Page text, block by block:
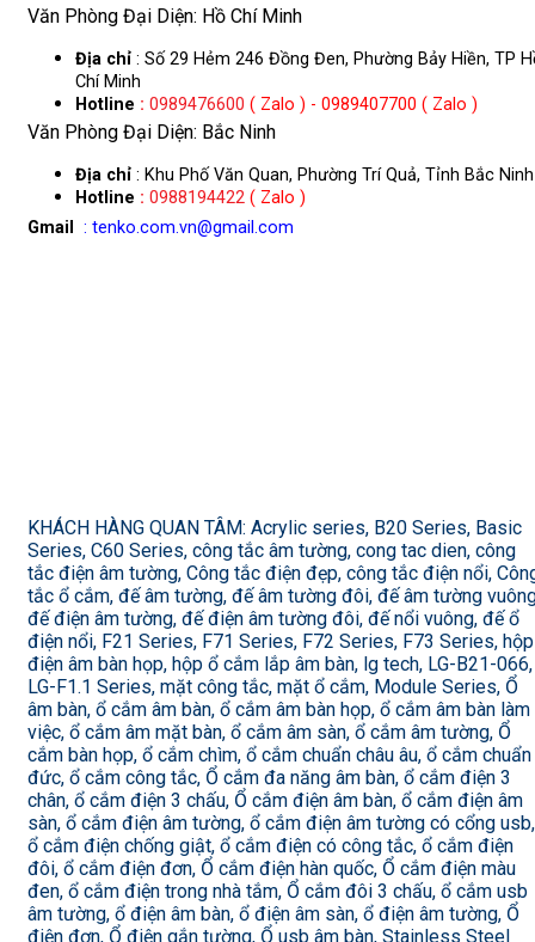
Văn Phòng Đại Diện: Hồ Chí Minh
Địa chỉ : Số 29 Hẻm 246 Đồng Đen, Phường Bảy Hiền, TP
Chí Minh
Hotline : 0989476600 ( Zalo ) - 0989407700 ( Zalo )
Văn Phòng Đại Diện: Bắc Ninh
Địa chỉ : Khu Phố Văn Quan, Phường Trí Quả, Tỉnh Bắc Ninh
Hotline : 0988194422 ( Zalo )
Gmail
: tenko.com.vn@gmail.com
KHÁCH HÀNG QUAN TÂM: Acrylic series, B20 Series, Basic
Series, C60 Series, công tắc âm tường, cong tac dien, công
tắc điện âm tường, Công tắc điện đẹp, công tắc điện nổi,
tắc ổ cắm, đế âm tường, đế âm tường đôi, đế âm tường
đế điện âm tường, đế điện âm tường đôi, đế nổi vuông, đế ổ
điện nổi, F21 Series, F71 Series, F72 Series, F73 Series, hộp
điện âm bàn họp, hộp ổ cắm lắp âm bàn, lg tech, LG-B21-066,
LG-F1.1 Series, mặt công tắc, mặt ổ cắm, Module Series, Ổ
âm bàn, ổ cắm âm bàn, ổ cắm âm bàn họp, ổ cắm âm bàn làm
việc, ổ cắm âm mặt bàn, ổ cắm âm sàn, ổ cắm âm tường, Ổ
cắm bàn họp, ổ cắm chìm, ổ cắm chuẩn châu âu, ổ cắm chuẩn
đức, ổ cắm công tắc, Ổ cắm đa năng âm bàn, ổ cắm điện 3
chân, ổ cắm điện 3 chấu, Ổ cắm điện âm bàn, ổ cắm điện âm
sàn, ổ cắm điện âm tường, ổ cắm điện âm tường có cổng usb,
ổ cắm điện chống giật, ổ cắm điện có công tắc, ổ cắm điện
đôi, ổ cắm điện đơn, Ổ cắm điện hàn quốc, Ổ cắm điện màu
đen, ổ cắm điện trong nhà tắm, Ổ cắm đôi 3 chấu, ổ cắm usb
âm tường, ổ điện âm bàn, ổ điện âm sàn, ổ điện âm tường, Ổ
điện đơn, Ổ điện gắn tường, Ổ usb âm bàn, Stainless Steel